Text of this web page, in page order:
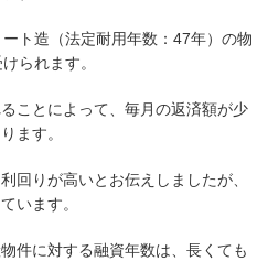
ト造（法定耐用年数：47年）の物
られます。
ことによって、毎月の返済額が少
ます。
回りが高いとお伝えしましたが、
います。
件に対する融資年数は、長くても